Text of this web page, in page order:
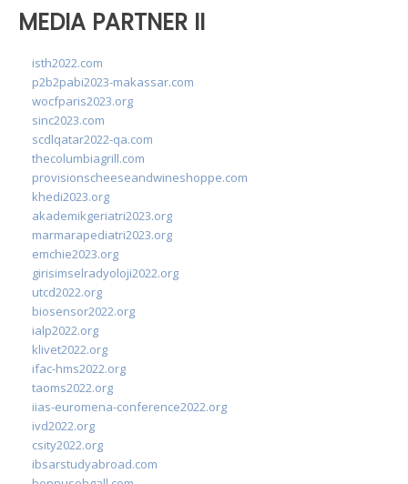
MEDIA PARTNER II
isth2022.com
p2b2pabi2023-makassar.com
wocfparis2023.org
sinc2023.com
scdlqatar2022-qa.com
thecolumbiagrill.com
provisionscheeseandwineshoppe.com
khedi2023.org
akademikgeriatri2023.org
marmarapediatri2023.org
emchie2023.org
girisimselradyoloji2022.org
utcd2022.org
biosensor2022.org
ialp2022.org
klivet2022.org
ifac-hms2022.org
taoms2022.org
iias-euromena-conference2022.org
ivd2022.org
csity2022.org
ibsarstudyabroad.com